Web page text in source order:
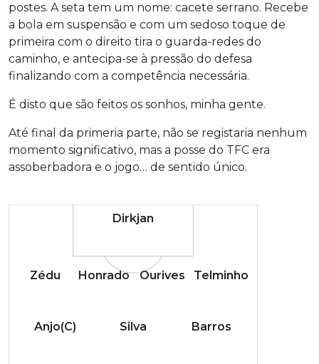
postes. A seta tem um nome: cacete serrano. Recebe
a bola em suspensão e com um sedoso toque de
primeira com o direito tira o guarda-redes do
caminho, e antecipa-se à pressão do defesa
finalizando com a competência necessária.
É disto que são feitos os sonhos, minha gente.
Até final da primeria parte, não se registaria nenhum
momento significativo, mas a posse do TFC era
assoberbadora e o jogo… de sentido único.
Dirkjan
Zédu Honrado Ourives Telminho
Anjo(C) Silva Barros